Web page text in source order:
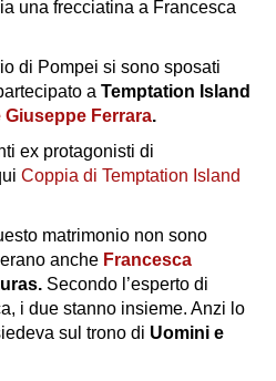
una frecciatina a Francesca
di Pompei si sono sposati
a Temptation Island
Giuseppe Ferrara.
ex protagonisti di
Coppia di Temptation Island
matrimonio non sono
anche Francesca
Secondo l’esperto di
i due stanno insieme. Anzi lo
sul trono di Uomini e